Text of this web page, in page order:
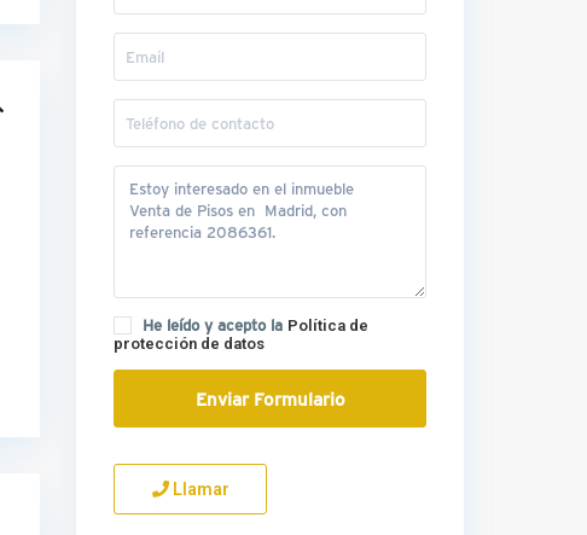
He leído y acepto la Política de
protección de datos
Llamar